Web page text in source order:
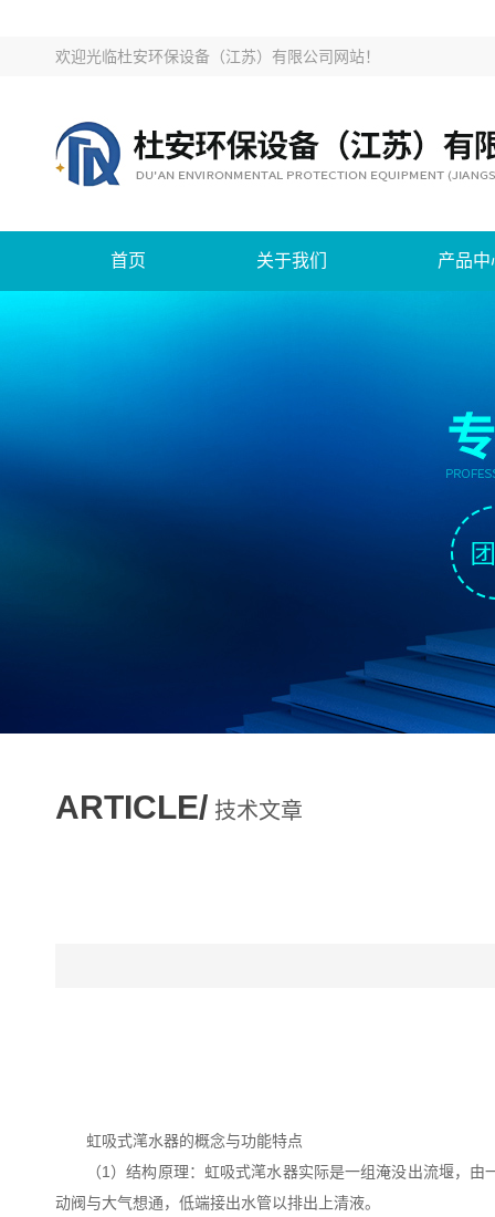
欢迎光临杜安环保设备（江苏）有限公司网站！
首页 关于我们 产品中
ARTICLE/ 技术文章
虹吸式滗水器的概念与功能特点
（1）结构原理：虹吸式滗水器实际是一组淹没出流堰，
动阀与大气想通，低端接出水管以排出上清液。